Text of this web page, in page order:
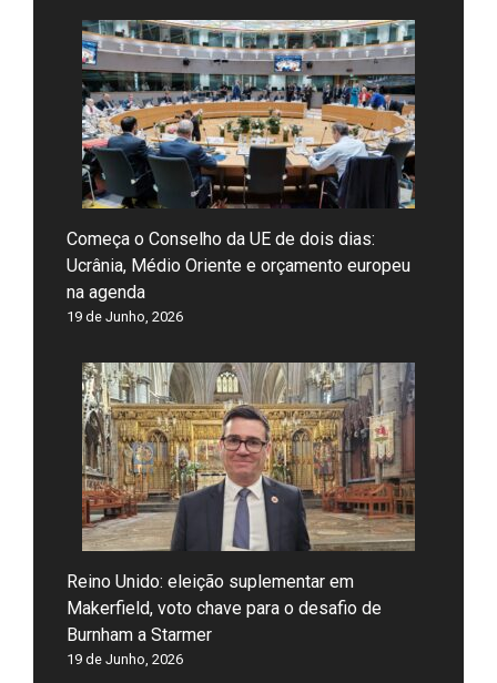
Começa o Conselho da UE de dois dias:
Ucrânia, Médio Oriente e orçamento europeu
na agenda
19 de Junho, 2026
Reino Unido: eleição suplementar em
Makerfield, voto chave para o desafio de
Burnham a Starmer
19 de Junho, 2026